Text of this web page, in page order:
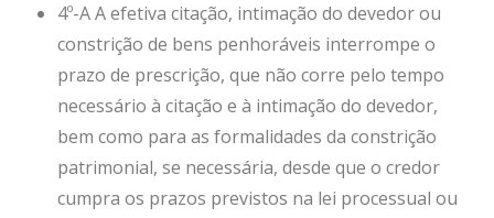
4º-A A efetiva citação, intimação do devedor ou
constrição de bens penhoráveis interrompe o
prazo de prescrição, que não corre pelo tempo
necessário à citação e à intimação do devedor,
bem como para as formalidades da constrição
patrimonial, se necessária, desde que o credor
cumpra os prazos previstos na lei processual ou